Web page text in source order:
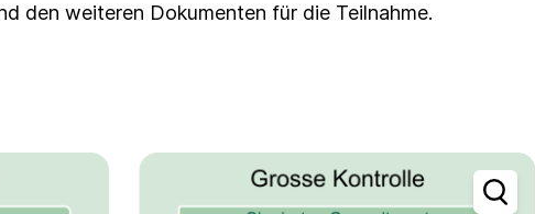
den weiteren Dokumenten für die Teilnahme.